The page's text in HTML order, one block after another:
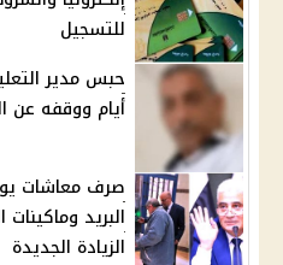
للتسجيل
أيام ووقفه عن
الزيادة الجديدة